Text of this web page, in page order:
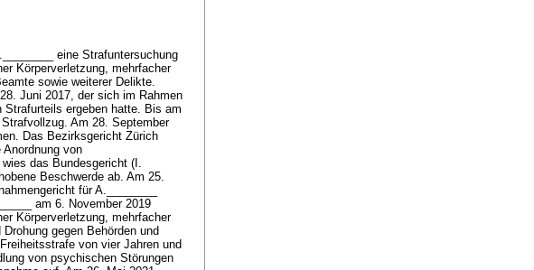
eine Strafuntersuchung
Körperverletzung, mehrfacher
sowie weiterer Delikte.
Juni 2017, der sich im Rahmen
ergeben hatte. Bis am
Am 28. September
Das Bezirksgericht Zürich
von
das Bundesgericht (I.
Beschwerde ab. Am 25.
für A.________
am 6. November 2019
Körperverletzung, mehrfacher
gegen Behörden und
von vier Jahren und
von psychischen Störungen